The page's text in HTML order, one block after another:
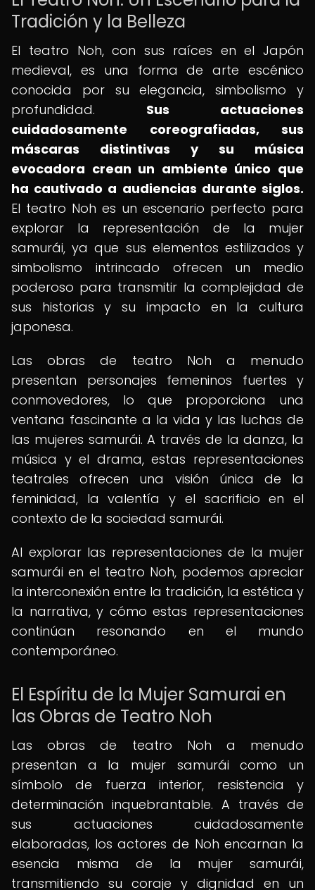
Tradición y la Belleza
El teatro Noh, con sus raíces en el Japón
medieval, es una forma de arte escénico
conocida por su elegancia, simbolismo y
profundidad. Sus actuaciones
cuidadosamente coreografiadas, sus
máscaras distintivas y su música
evocadora crean un ambiente único que
ha cautivado a audiencias durante siglos.
El teatro Noh es un escenario perfecto para
explorar la representación de la mujer
samurái, ya que sus elementos estilizados y
simbolismo intrincado ofrecen un medio
poderoso para transmitir la complejidad de
sus historias y su impacto en la cultura
japonesa.
Las obras de teatro Noh a menudo
presentan personajes femeninos fuertes y
conmovedores, lo que proporciona una
ventana fascinante a la vida y las luchas de
las mujeres samurái. A través de la danza, la
música y el drama, estas representaciones
teatrales ofrecen una visión única de la
feminidad, la valentía y el sacrificio en el
contexto de la sociedad samurái.
Al explorar las representaciones de la mujer
samurái en el teatro Noh, podemos apreciar
la interconexión entre la tradición, la estética y
la narrativa, y cómo estas representaciones
continúan resonando en el mundo
contemporáneo.
El Espíritu de la Mujer Samurai en
las Obras de Teatro Noh
Las obras de teatro Noh a menudo
presentan a la mujer samurái como un
símbolo de fuerza interior, resistencia y
determinación inquebrantable. A través de
sus actuaciones cuidadosamente
elaboradas, los actores de Noh encarnan la
esencia misma de la mujer samurái,
transmitiendo su coraje y dignidad en un